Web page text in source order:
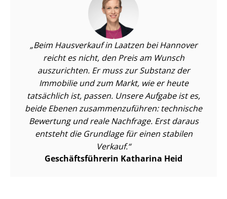
Beim Hausverkauf in Laatzen bei Hannover
reicht es nicht, den Preis am Wunsch
auszurichten. Er muss zur Substanz der
Immobilie und zum Markt, wie er heute
tatsächlich ist, passen. Unsere Aufgabe ist es,
beide Ebenen zu­sam­men­zu­füh­ren: technische
Bewertung und reale Nachfrage. Erst daraus
entsteht die Grundlage für einen stabilen
Verkauf.
Ge­schäfts­füh­re­rin Katharina Heid